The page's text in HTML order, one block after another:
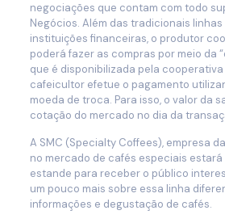
negociações que contam com todo
Negócios. Além das tradicionais
instituições financeiras, o produtor
poderá fazer as compras por meio da
que é disponibilizada pela
cafeicultor efetue o pagamento
moeda de troca. Para isso, o valor da
cotação do mercado no dia da
A SMC (Specialty Coffees), empresa
no mercado de cafés especiais
estande para receber o público
um pouco mais sobre essa linha
informações e degustação de cafés.